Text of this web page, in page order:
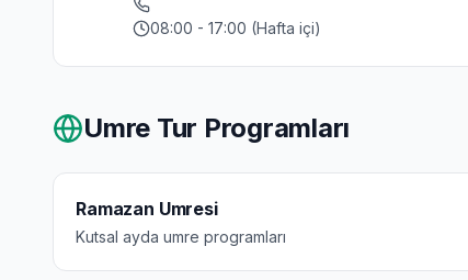
08:00 - 17:00 (Hafta içi)
Umre Tur Programları
Ramazan Umresi
Kutsal ayda umre programları